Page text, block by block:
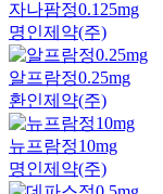
자나팜정0.125mg
명인제약(주)
알프람정0.25mg
환인제약(주)
뉴프람정10mg
명인제약(주)